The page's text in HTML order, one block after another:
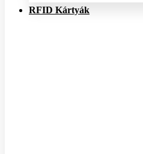
RFID Kártyák